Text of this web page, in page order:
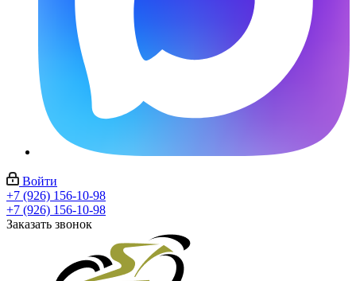
Войти
+7 (926) 156-10-98
+7 (926) 156-10-98
Заказать звонок